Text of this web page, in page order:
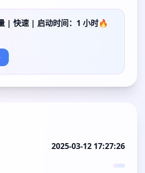
| 快速 | 启动时间：1 小时🔥
2025-03-12 17:27:26